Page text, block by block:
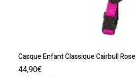
Casque Enfant Classique Cairbull Rose
44,90€